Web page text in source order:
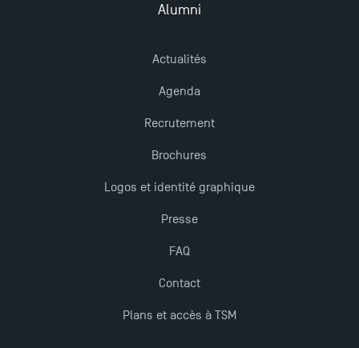
Alumni
Actualités
Agenda
Recrutement
Brochures
Logos et identité graphique
Presse
FAQ
Contact
Plans et accès à TSM